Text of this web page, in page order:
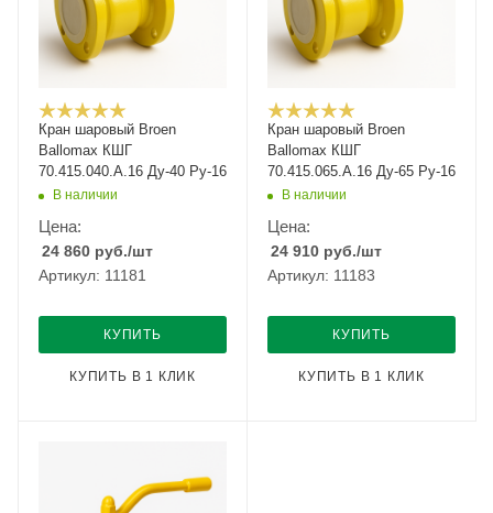
Кран шаровый Broen
Ballomax КШГ
70.415.040.А.16 Ду-40 Ру-16
В наличии
Цена:
24 860 руб./шт
Артикул: 11181
КУПИТЬ
КУПИТЬ В 1 КЛИК
Кран шаровый Broen
Ballomax КШГ
70.415.065.А.16 Ду-65 Ру-16
В наличии
Цена:
24 910 руб./шт
Артикул: 11183
КУПИТЬ
КУПИТЬ В 1 КЛИК